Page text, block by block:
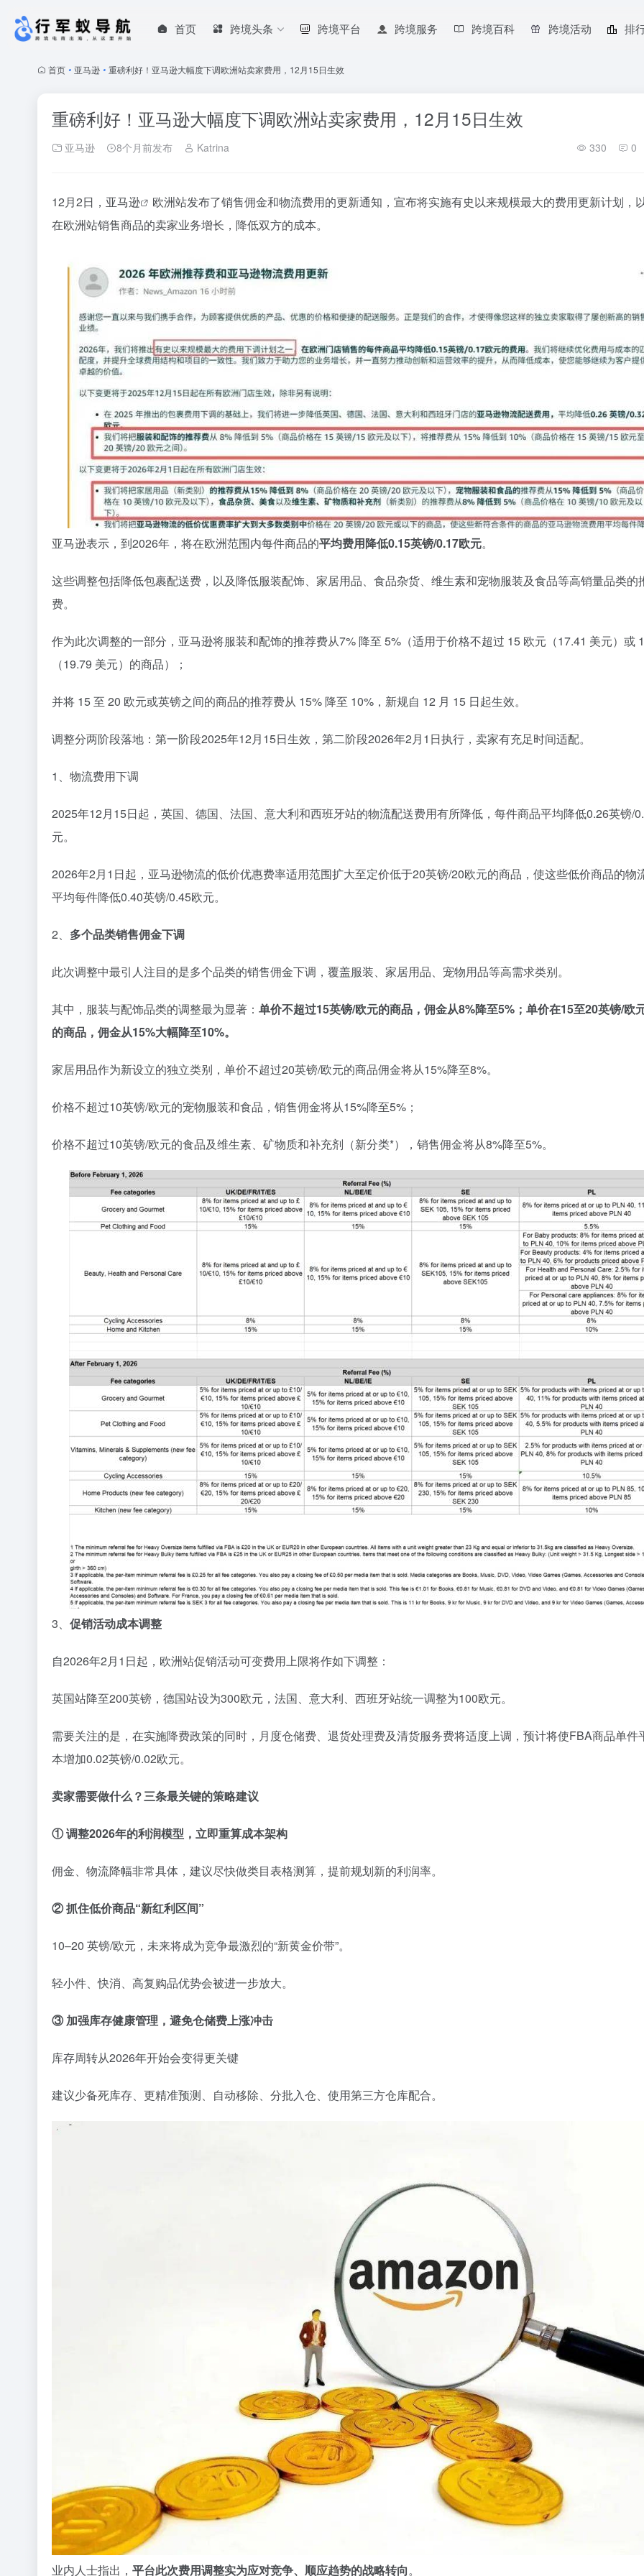
首页 跨境头条 跨境平台 跨境服务 跨境百科 跨境活动 排
首页 • 亚马逊 • 重磅利好！亚马逊大幅度下调欧洲站卖家费用，12月15日生效
重磅利好！亚马逊大幅度下调欧洲站卖家费用，12月15日生效
亚马逊 8个月前发布 Katrina 330 0
12月2日， 亚马逊
欧洲站发布了销售佣金和物流费用的更新通知，宣布将实施有史以来规模最大的费用更新计划，
在欧洲站销售商品的卖家业务增长，降低双方的成本。
亚马逊表示，到2026年，将在欧洲范围内每件商品的平均费用降低0.15英镑/0.17欧元。
这些调整包括降低包裹配送费，以及降低服装配饰、家居用品、食品杂货、维生素和宠物服装及食品等高销量品类的
费。
作为此次调整的一部分，亚马逊将服装和配饰的推荐费从7% 降至 5%（适用于价格不超过 15 欧元（17.41 美元）或
（19.79 美元）的商品）；
并将 15 至 20 欧元或英镑之间的商品的推荐费从 15% 降至 10%，新规自 12 月 15 日起生效。
调整分两阶段落地：第一阶段2025年12月15日生效，第二阶段2026年2月1日执行，卖家有充足时间适配。
1、物流费用下调
2025年12月15日起，英国、德国、法国、意大利和西班牙站的物流配送费用有所降低，每件商品平均降低0.26英镑/
元。
2026年2月1日起，亚马逊物流的低价优惠费率适用范围扩大至定价低于20英镑/20欧元的商品，使这些低价商品的物
平均每件降低0.40英镑/0.45欧元。
2、 多个品类销售佣金下调
此次调整中最引人注目的是多个品类的销售佣金下调，覆盖服装、家居用品、宠物用品等高需求类别。
其中，服装与配饰品类的调整最为显著： 单价不超过15英镑/欧元的商品，佣金从8%降至5%；单价在15至20英镑/欧
的商品，佣金从15%大幅降至10%。
家居用品作为新设立的独立类别，单价不超过20英镑/欧元的商品佣金将从15%降至8%。
价格不超过10英镑/欧元的宠物服装和食品，销售佣金将从15%降至5%；
价格不超过10英镑/欧元的食品及维生素、矿物质和补充剂（新分类*），销售佣金将从8%降至5%。
3、 促销活动成本调整
自2026年2月1日起，欧洲站促销活动可变费用上限将作如下调整：
英国站降至200英镑，德国站设为300欧元，法国、意大利、西班牙站统一调整为100欧元。
需要关注的是，在实施降费政策的同时，月度仓储费、退货处理费及清货服务费将适度上调，预计将使FBA商品单件
本增加0.02英镑/0.02欧元。
卖家需要做什么？三条最关键的策略建议
① 调整2026年的利润模型，立即重算成本架构
佣金、物流降幅非常具体，建议尽快做类目表格测算，提前规划新的利润率。
② 抓住低价商品“新红利区间”
10–20 英镑/欧元，未来将成为竞争最激烈的“新黄金价带”。
轻小件、快消、高复购品优势会被进一步放大。
③ 加强库存健康管理，避免仓储费上涨冲击
库存周转从2026年开始会变得更关键
建议少备死库存、更精准预测、自动移除、分批入仓、使用第三方仓库配合。
业内人士指出， 平台此次费用调整实为应对竞争、顺应趋势的战略转向。